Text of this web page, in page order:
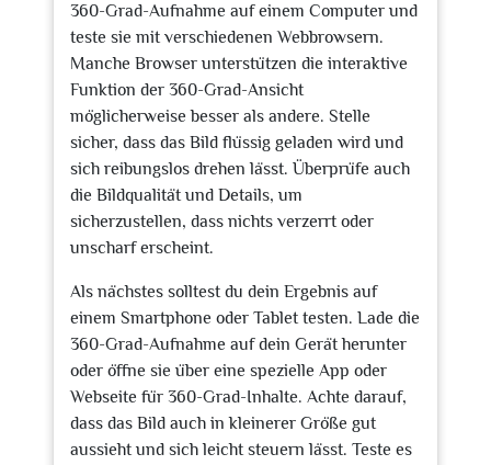
360-Grad-Aufnahme auf einem Computer und
teste sie mit verschiedenen Webbrowsern.
Manche Browser unterstützen die interaktive
Funktion der 360-Grad-Ansicht
möglicherweise besser als andere. Stelle
sicher, dass das Bild flüssig geladen wird und
sich reibungslos drehen lässt. Überprüfe auch
die Bildqualität und Details, um
sicherzustellen, dass nichts verzerrt oder
unscharf erscheint.
Als nächstes solltest du dein Ergebnis auf
einem Smartphone oder Tablet testen. Lade die
360-Grad-Aufnahme auf dein Gerät herunter
oder öffne sie über eine spezielle App oder
Webseite für 360-Grad-Inhalte. Achte darauf,
dass das Bild auch in kleinerer Größe gut
aussieht und sich leicht steuern lässt. Teste es